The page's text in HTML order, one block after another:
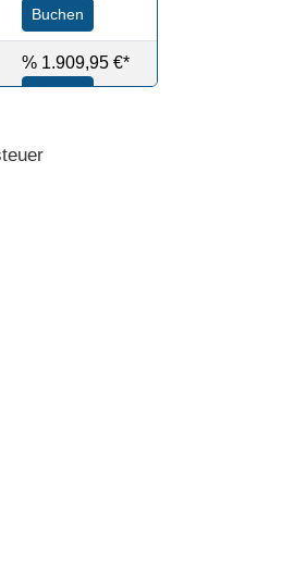
Buchen
% 1.909,95 €*
Buchen